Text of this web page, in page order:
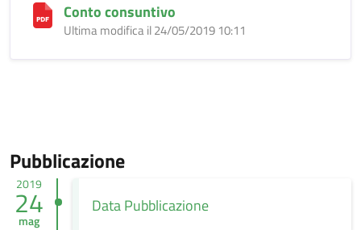
Conto consuntivo
Ultima modifica il 24/05/2019 10:11
Pubblicazione
2019
24
mag
Data Pubblicazione